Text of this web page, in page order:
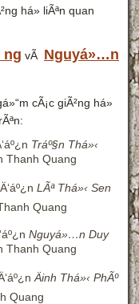
há» liÃªn quan
ng vÃ Nguyá»…n
cÃ¡c giÃ²ng há»
Tráº§n Thá»‹
Thanh Quang
LÃª Thá»‹ Sen
Quang
Nguyá»…n Duy
Thanh Quang
Äinh Thá»‹ PhÃº
Quang